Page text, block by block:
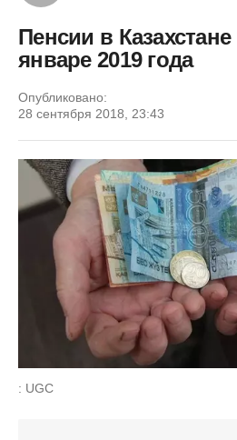
Пенсии в
январе 2019 года
Опубликовано:
28 сентября 2018, 23:43
: UGC